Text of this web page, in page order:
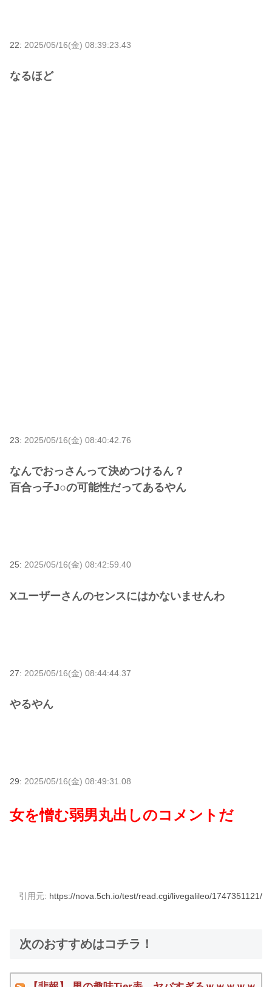
22: 2025/05/16(金) 08:39:23.43
なるほど
23: 2025/05/16(金) 08:40:42.76
なんでおっさんって決めつけるん？
百合っ子J○の可能性だってあるやん
25: 2025/05/16(金) 08:42:59.40
Xユーザーさんのセンスにはかないませんわ
27: 2025/05/16(金) 08:44:44.37
やるやん
29: 2025/05/16(金) 08:49:31.08
女を憎む弱男丸出しのコメントだ
引用元: https://nova.5ch.io/test/read.cgi/livegalileo/1747351121/
次のおすすめはコチラ！